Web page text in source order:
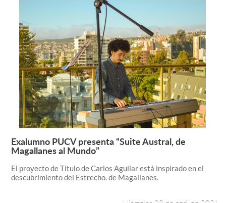
Leer más +
Exalumno PUCV presenta “Suite Austral, de
Magallanes al Mundo”
El proyecto de Título de Carlos Aguilar está inspirado en el
descubrimiento del Estrecho. de Magallanes.